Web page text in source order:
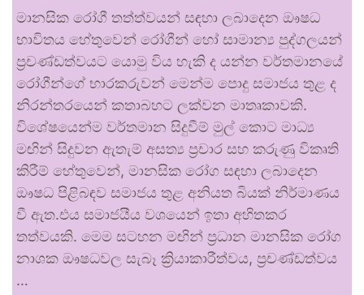
මානසික රෝගී තත්ත්වයන් සඳහා ලබාදෙන ඖෂධ
භාවිතය හේතුවෙන් රෝගීන් හෝ සාමාන්‍ය පුද්ගලයන්
ප්‍රචණ්ඩත්වයට යොමු විය හැකි ද යන්න වර්තමානයේ
රෝගීන්ගේ භාරකරුවන් මෙන්ම පොදු සමාජය තුළ ද
නිරන්තරයෙන් කතාබහට ලක්වන මාතෘකාවකි.
විශේෂයෙන්ම වර්තමාන සිදුවීම් මුල් කොට මාධ්‍ය
මඟින් සිදුවන ඇතැම් අසත්‍ය ප්‍රචාර සහ කරුණු විකෘති
කිරීම් හේතුවෙන්, මානසික රෝග සඳහා ලබාදෙන
ඖෂධ පිළිබඳව සමාජය තුළ අනියත බියක් නිර්මාණය
වී ඇත.එය සමාජයීය වශයෙන් ඉතා අහිතකර
තත්වයකි. මෙම සටහන මඟින් ප්‍රධාන මානසික රෝග
නාශක ඖෂධවල සැබෑ ක්‍රියාකාරීත්වය, ප්‍රචණ්ඩත්වය
…